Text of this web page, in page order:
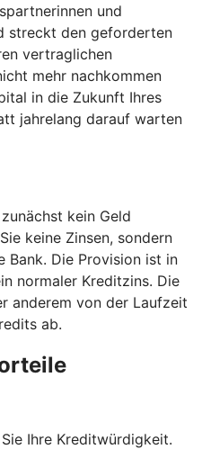
und
streckt den geforderten
vertraglichen
mehr nachkommen
in die Zukunft Ihres
jahrelang darauf warten
kein Geld
keine Zinsen, sondern
Bank. Die Provision ist in
normaler Kreditzins. Die
anderem von der Laufzeit
ab.
Ihre Kreditwürdigkeit.